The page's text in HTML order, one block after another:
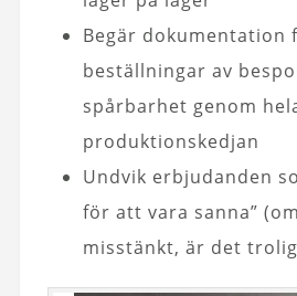
Begär dokumentation
beställningar av
spårbarhet genom
produktionskedjan
Undvik erbjudanden
för att vara sanna”
misstänkt, är det